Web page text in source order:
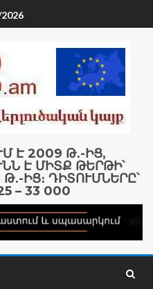
Է 2009 Թ․-ԻՑ,
Է ՄԻՏՔ ԹԵՐԹԻ՝
ԻՑ։ ԴԻՏՈՒՄՆԵՐԸ՝
– 33 000